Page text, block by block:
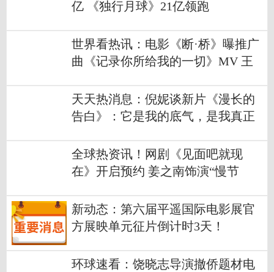
亿 《独行月球》21亿领跑
世界看热讯：电影《断·桥》曝推广
曲《记录你所给我的一切》MV 王
天天热消息：倪妮谈新片《漫长的
告白》：它是我的底气，是我真正
全球热资讯！网剧《见面吧就现
在》开启预约 姜之南饰演“慢节
新动态：第六届平遥国际电影展官
方展映单元征片倒计时3天！
环球速看：饶晓志导演撤侨题材电